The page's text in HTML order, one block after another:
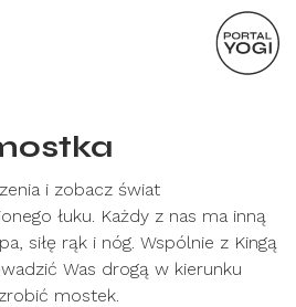
i zobacz świat
łuku. Każdy z nas ma inną
siłę rąk i nóg. Wspólnie z Kingą
Was drogą w kierunku
mostek.